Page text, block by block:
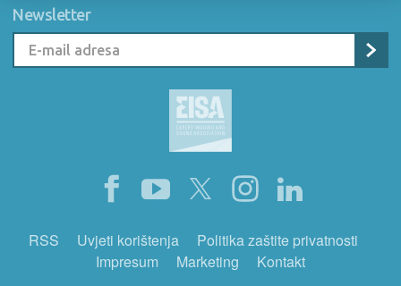
Newsletter
RSS Uvjeti korištenja
Politika zaštite privatnosti
Impresum
Marketing Kontakt